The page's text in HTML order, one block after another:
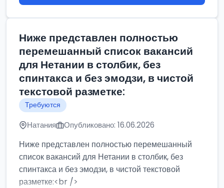
Ниже представлен полностью
перемешанный список вакансий
для Нетании в столбик, без
спинтакса и без эмодзи, в чистой
текстовой разметке:
Требуются
Натания Опубликовано: 16.06.2026
Ниже представлен полностью перемешанный
список вакансий для Нетании в столбик, без
спинтакса и без эмодзи, в чистой текстовой
разметке:<br />